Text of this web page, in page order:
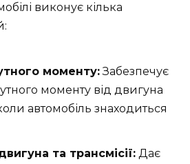
виконує кілька
моменту:Забезпечує
моменту від двигуна
автомобіль знаходиться
та трансмісії: Дає